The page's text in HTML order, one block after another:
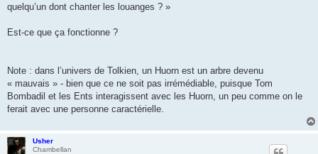
quelqu’un dont chanter les louanges ? »
Est-ce que ça fonctionne ?
Note : dans l’univers de Tolkien, un Huorn est un arbre devenu
« mauvais » - bien que ce ne soit pas irrémédiable, puisque Tom
Bombadil et les Ents interagissent avec les Huorn, un peu comme on le
ferait avec une personne caractérielle.
Usher
Chambellan